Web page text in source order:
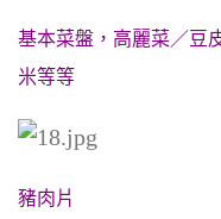
基本菜盤，高麗菜／豆
米等等
豬肉片